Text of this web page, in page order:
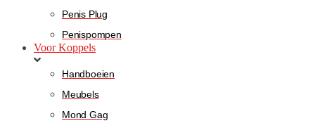
Penis Plug
Penispompen
Voor Koppels
Handboeien
Meubels
Mond Gag